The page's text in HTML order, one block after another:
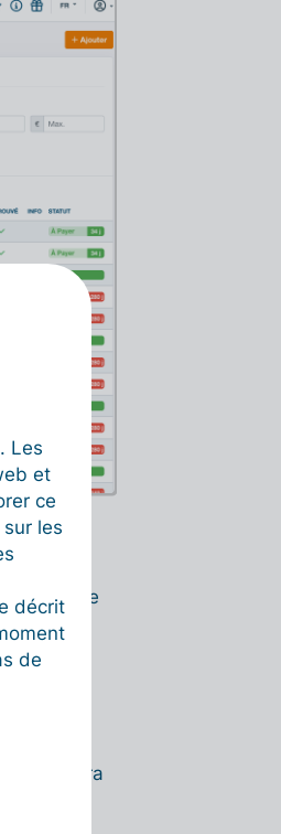
bancaire
à
adéquat
ne sera
Les
et
ce
les
décrit
de